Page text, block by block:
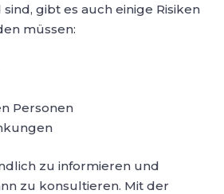
gibt es auch einige Risiken
müssen:
Personen
zu informieren und
zu konsultieren. Mit der